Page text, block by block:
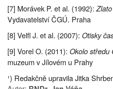
[7] Morávek P. et al. (1992):
Vydavatelství ČGÚ. Praha
[8] Velfl J. et al. (2007): Otisky
[9] Vorel O. (2011): Okolo středu
muzeum v Jílovém u Prahy
¹) Redakčně upravila Jitka